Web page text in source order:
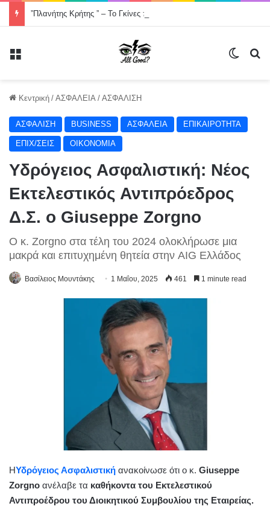
Κεντρική / ΑΣΦΑΛΕΙΑ / ΑΣΦΑΛΙΣΗ
ΑΣΦΑΛΙΣΗ BUSINESS ΑΣΦΑΛΕΙΑ ΕΠΙΚΑΙΡΟΤΗΤΑ
ΕΠΙΧ/ΣΕΙΣ ΟΙΚΟΝΟΜΙΑ
Υδρόγειος Ασφαλιστική: Νέος
Εκτελεστικός Αντιπρόεδρος
Δ.Σ. ο Giuseppe Zorgno
Ο κ. Zorgno στα τέλη του 2024 ολοκλήρωσε μια
μακρά και επιτυχημένη θητεία στην AIG Ελλάδος
Βασίλειος Μουντάκης 1 Μαΐου, 2025 461 1 minute read
ΗΥδρόγειος Ασφαλιστική ανακοίνωσε ότι ο κ. Giuseppe
Zorgno ανέλαβε τα καθήκοντα του Εκτελεστικού
Αντιπροέδρου του Διοικητικού Συμβουλίου της Εταιρείας.